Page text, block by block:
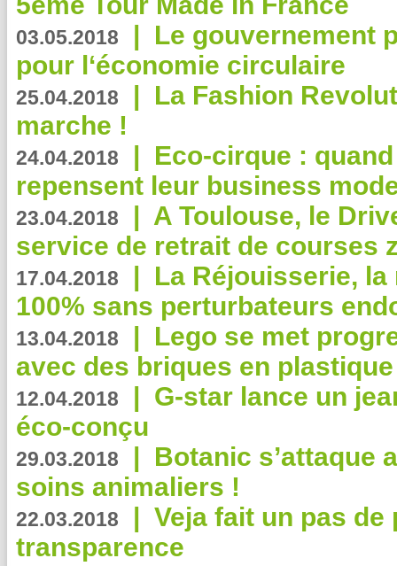
03.05.2018 | Le gouvernement
pour l‘économie circulaire
25.04.2018 | La Fashion
marche !
24.04.2018 | Eco-cirque :
repensent leur business
23.04.2018 | A Toulouse, le
service de retrait de courses
17.04.2018 | La Réjouisserie,
100% sans perturbateurs
13.04.2018 | Lego se met
avec des briques en
12.04.2018 | G-star lance un
éco-conçu
29.03.2018 | Botanic s’attaque
soins animaliers !
22.03.2018 | Veja fait un pas de
transparence